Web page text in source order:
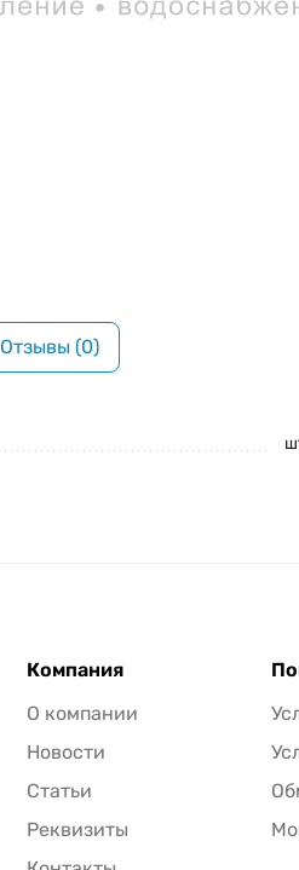
Отзывы (0)
Компания
О компании
Новости
Статьи
Реквизиты